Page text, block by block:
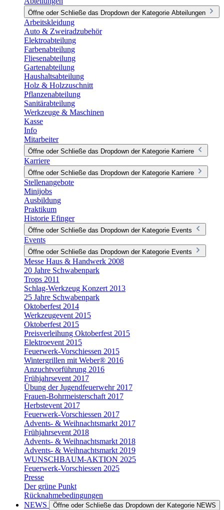
Öffne oder Schließe das Dropdown der Kategorie Abteilungen
Arbeitskleidung
Auto & Zweiradzubehör
Elektroabteilung
Farbenabteilung
Fliesenabteilung
Gartenabteilung
Haushaltsabteilung
Holz & Holzzuschnitt
Pflanzenabteilung
Sanitärabteilung
Werkzeuge & Maschinen
Kasse
Info
Mitarbeiter
Öffne oder Schließe das Dropdown der Kategorie Karriere
Karriere
Öffne oder Schließe das Dropdown der Kategorie Karriere
Stellenangebote
Minijobs
Ausbildung
Praktikum
Historie Efinger
Öffne oder Schließe das Dropdown der Kategorie Events
Events
Öffne oder Schließe das Dropdown der Kategorie Events
Messe Haus & Handwerk 2008
20 Jahre Schwabenpark
Trops 2011
Schlag-Werkzeug Konzert 2013
25 Jahre Schwabenpark
Oktoberfest 2014
Werkzeugevent 2015
Oktoberfest 2015
Preisverleihung Oktoberfest 2015
Elektroevent 2015
Feuerwerk-Vorschiessen 2015
Wintergrillen mit Weber® 2016
Anzuchtvorführung 2016
Frühjahrsevent 2017
Übung der Jugendfeuerwehr 2017
Frauen-Bohrmeisterschaft 2017
Herbstevent 2017
Feuerwerk-Vorschiessen 2017
Advents- & Weihnachtsmarkt 2017
Frühjahrsevent 2018
Advents- & Weihnachtsmarkt 2018
Advents- & Weihnachtsmarkt 2019
WUNSCHBAUM-AKTION 2025
Feuerwerk-Vorschiessen 2025
Presse
Der grüne Punkt
Rücknahmebedingungen
NEWS
Öffne oder Schließe das Dropdown der Kategorie NEWS